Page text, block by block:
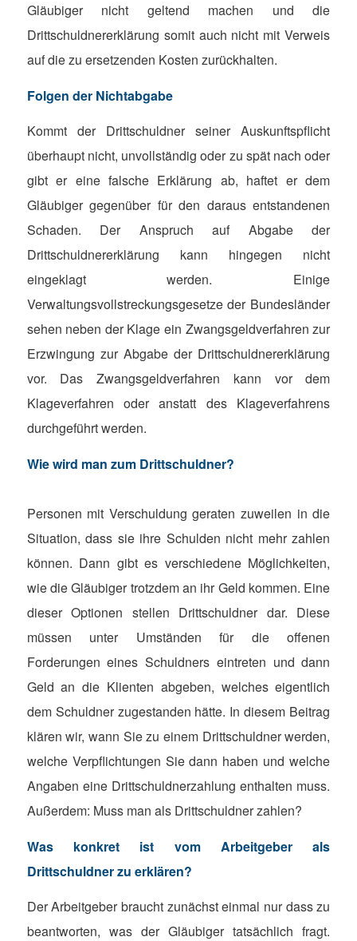
Gläubiger nicht geltend machen und die
Drittschuldnererklärung somit auch nicht mit Verweis
auf die zu ersetzenden Kosten zurückhalten.
Folgen der Nichtabgabe
Kommt der Drittschuldner seiner Auskunftspflicht
überhaupt nicht, unvollständig oder zu spät nach oder
gibt er eine falsche Erklärung ab, haftet er dem
Gläubiger gegenüber für den daraus entstandenen
Schaden. Der Anspruch auf Abgabe der
Drittschuldnererklärung kann hingegen nicht
eingeklagt werden. Einige
Verwaltungsvollstreckungsgesetze der Bundesländer
sehen neben der Klage ein Zwangsgeldverfahren zur
Erzwingung zur Abgabe der Drittschuldnererklärung
vor. Das Zwangsgeldverfahren kann vor dem
Klageverfahren oder anstatt des Klageverfahrens
durchgeführt werden.
Wie wird man zum Drittschuldner?
Personen mit Verschuldung geraten zuweilen in die
Situation, dass sie ihre Schulden nicht mehr zahlen
können. Dann gibt es verschiedene Möglichkeiten,
wie die Gläubiger trotzdem an ihr Geld kommen. Eine
dieser Optionen stellen Drittschuldner dar. Diese
müssen unter Umständen für die offenen
Forderungen eines Schuldners eintreten und dann
Geld an die Klienten abgeben, welches eigentlich
dem Schuldner zugestanden hätte. In diesem Beitrag
klären wir, wann Sie zu einem Drittschuldner werden,
welche Verpflichtungen Sie dann haben und welche
Angaben eine Drittschuldnerzahlung enthalten muss.
Außerdem: Muss man als Drittschuldner zahlen?
Was konkret ist vom Arbeitgeber als
Drittschuldner zu erklären?
Der Arbeitgeber braucht zunächst einmal nur dass zu
beantworten, was der Gläubiger tatsächlich fragt.